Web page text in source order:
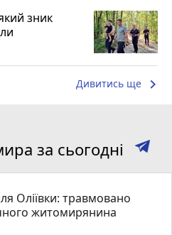
зник
Дивитись ще keyboard_arrow_right
за сьогодні
Оліївки: травмовано
житомирянина